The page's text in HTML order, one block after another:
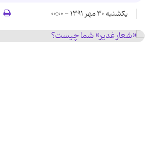
یکشنبه ۳۰ مهر ۱۳۹۱ - ۰۰:۰۰